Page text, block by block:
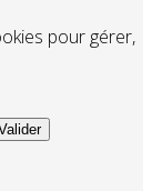
pour gérer,